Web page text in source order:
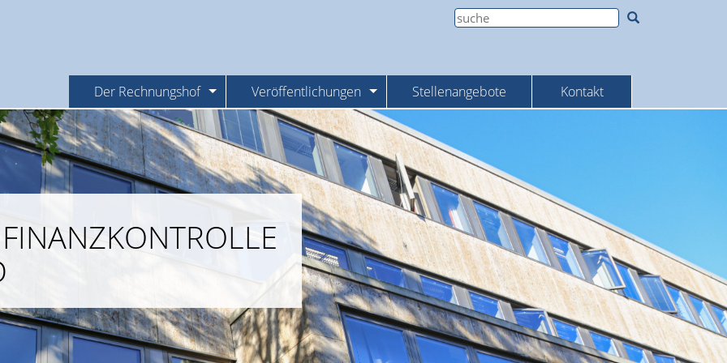
Der Rechnungshof Veröffentlichungen Stellenangebote Kontakt